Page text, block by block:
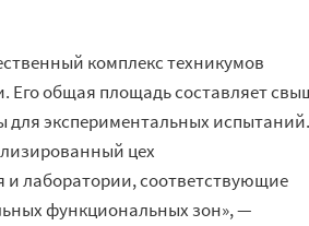
комплекс техникумов
Его общая площадь составляет
для экспериментальных испытаний.
цех
и лаборатории, соответствующие
функциональных зон», —